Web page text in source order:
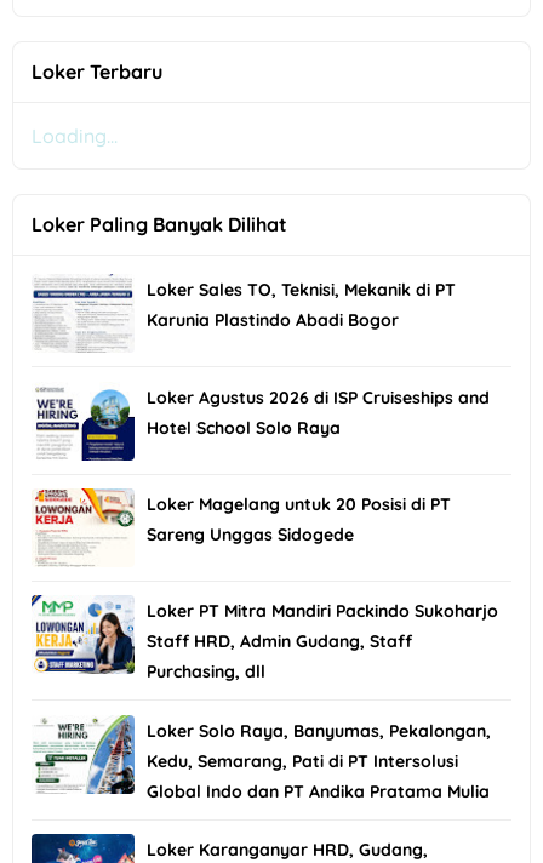
Loker Terbaru
Loading...
Loker Paling Banyak Dilihat
Loker Sales TO, Teknisi, Mekanik di PT
Karunia Plastindo Abadi Bogor
Loker Agustus 2026 di ISP Cruiseships and
Hotel School Solo Raya
Loker Magelang untuk 20 Posisi di PT
Sareng Unggas Sidogede
Loker PT Mitra Mandiri Packindo Sukoharjo
Staff HRD, Admin Gudang, Staff
Purchasing, dll
Loker Solo Raya, Banyumas, Pekalongan,
Kedu, Semarang, Pati di PT Intersolusi
Global Indo dan PT Andika Pratama Mulia
Loker Karanganyar HRD, Gudang,